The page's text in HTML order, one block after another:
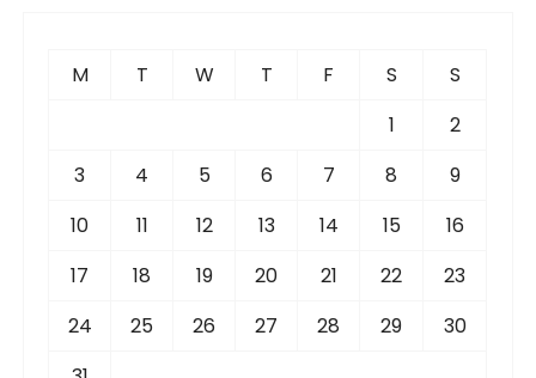
M T W T F S
S
1
2
3
4 5 6 7 8
9
10
11 12 13 14 15
16
17
18 19 20 21 22
23
24
25 26 27 28 29
30